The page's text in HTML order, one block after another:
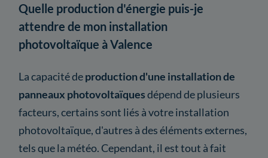
Quelle production d'énergie puis-je
attendre de mon installation
photovoltaïque à Valence
La capacité deproduction d'une installation de
panneaux photovoltaïquesdépend de plusieurs
facteurs, certains sont liés à votre installation
photovoltaïque, d'autres à des éléments externes,
tels que la météo. Cependant, il est tout à fait